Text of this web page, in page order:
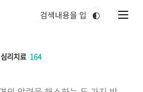
🌓
리치료 164